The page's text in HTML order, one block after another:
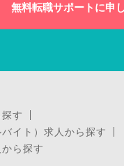
無料転職サポートに申
す
イト）求人から探す
ら探す